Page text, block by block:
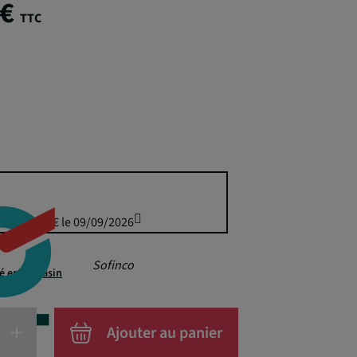
TTC
Sofinco
174,50 € le 09/09/2026
en magasin
Ajouter au panier